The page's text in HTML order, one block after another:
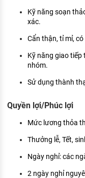
Kỹ năng soạn
xác.
Cẩn thận, tỉ mỉ,
Kỹ năng giao tiếp
nhóm.
Sử dụng thành
Quyền lợi/Phúc lợi
Mức lương thỏa
Thưởng lễ, Tết,
Ngày nghỉ: các
2 ngày nghỉ